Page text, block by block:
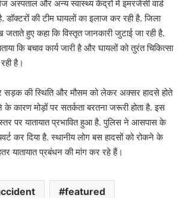
अस्पताल और अन्य स्वास्थ्य केंद्रों में इमरजेंसी वार्ड
डॉक्टरों की टीम घायलों का इलाज कर रही है. जिला
हुए कहा कि विस्तृत जानकारी जुटाई जा रही है.
कि बचाव कार्य जारी है और घायलों को तुरंत चिकित्सा
है।
सड़क की स्थिति और मौसम को लेकर अक्सर हादसे होते
के कारण मोड़ों पर सतर्कता बरतना जरूरी होता है. इस
पर यातायात प्रभावित हुआ है. पुलिस ने आसपास के
कर दिया है. स्थानीय लोग बस हादसों को रोकने के
यातायात प्रबंधन की मांग कर रहे हैं।
featured